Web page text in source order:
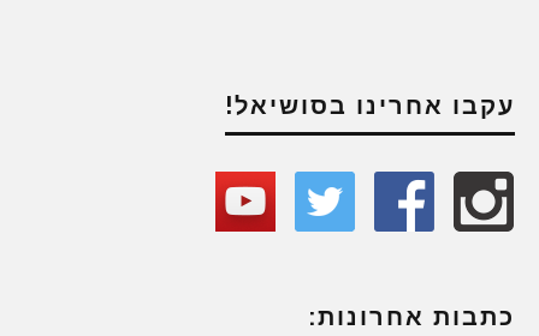
עקבו אחרינו בסושיאל!
כתבות אחרונות: